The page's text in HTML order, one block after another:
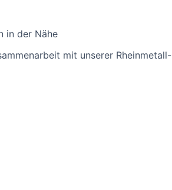
in der Nähe
mit unserer Rheinmetall-